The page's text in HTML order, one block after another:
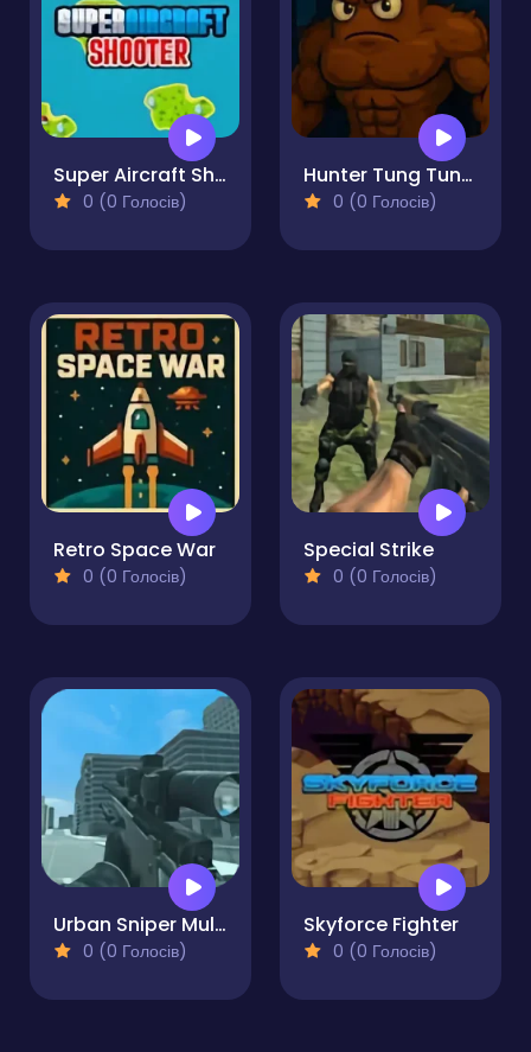
Super Aircraft Shooter
0 (0 Голосів)
Hunter Tung Tung Sahur
0 (0 Голосів)
Retro Space War
0 (0 Голосів)
Special Strike
0 (0 Голосів)
Urban Sniper Multiplayer
0 (0 Голосів)
Skyforce Fighter
0 (0 Голосів)